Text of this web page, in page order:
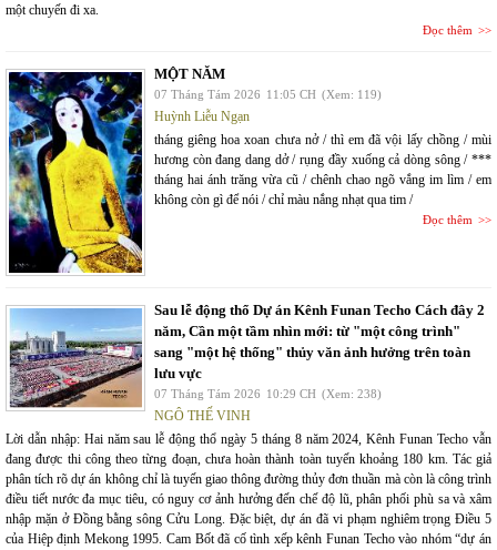
một chuyến đi xa.
Đọc thêm
MỘT NĂM
07 Tháng Tám 2026 11:05 CH (Xem: 119)
Huỳnh Liễu Ngạn
tháng giêng hoa xoan chưa nở / thì em đã vội lấy chồng / mùi
hương còn đang dang dở / rụng đầy xuống cả dòng sông / ***
tháng hai ánh trăng vừa cũ / chênh chao ngõ vắng im lìm / em
không còn gì để nói / chỉ màu nắng nhạt qua tim /
Đọc thêm
Sau lễ động thổ Dự án Kênh Funan Techo Cách đây 2
năm, Cần một tầm nhìn mới: từ "một công trình"
sang "một hệ thống" thủy văn ảnh hưởng trên toàn
lưu vực
07 Tháng Tám 2026 10:29 CH (Xem: 238)
NGÔ THẾ VINH
Lời dẫn nhập: Hai năm sau lễ động thổ ngày 5 tháng 8 năm 2024, Kênh Funan Techo vẫn
đang được thi công theo từng đoạn, chưa hoàn thành toàn tuyến khoảng 180 km. Tác giả
phân tích rõ dự án không chỉ là tuyến giao thông đường thủy đơn thuần mà còn là công trình
điều tiết nước đa mục tiêu, có nguy cơ ảnh hưởng đến chế độ lũ, phân phối phù sa và xâm
nhập mặn ở Đồng bằng sông Cửu Long. Đặc biệt, dự án đã vi phạm nghiêm trọng Điều 5
của Hiệp định Mekong 1995. Cam Bốt đã cố tình xếp kênh Funan Techo vào nhóm “dự án